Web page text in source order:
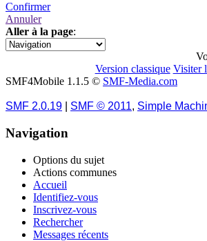
Confirmer
Annuler
Aller à la page:
1
Version classique Visiter
SMF4Mobile 1.1.5 © SMF-Media.com
SMF 2.0.19 SMF © 2011, Simple
Navigation
Options du sujet
Actions communes
Accueil
Identifiez-vous
Inscrivez-vous
Rechercher
Messages récents